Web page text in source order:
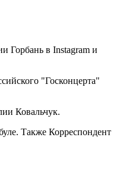
Горбань в Instagram и
"Госконцерта"
Ковальчук.
Также Корреспондент